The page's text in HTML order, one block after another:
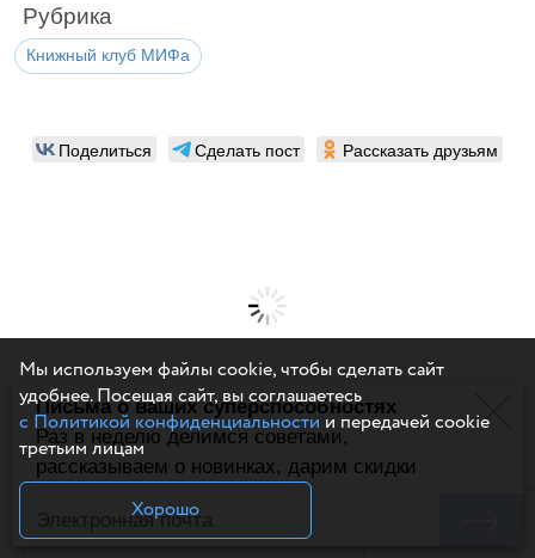
Рубрика
Книжный клуб МИФа
Письма о ваших суперспособностях
Раз в неделю делимся советами,
рассказываем о новинках, дарим скидки
Поделиться Сделать пост Рассказать друзьям
Написать комментарий
Похожие статьи
Мы используем файлы cookie, чтобы сделать сайт
удобнее. Посещая сайт, вы соглашаетесь
с Политикой конфиденциальностии передачей cookie
третьим лицам
Хорошо